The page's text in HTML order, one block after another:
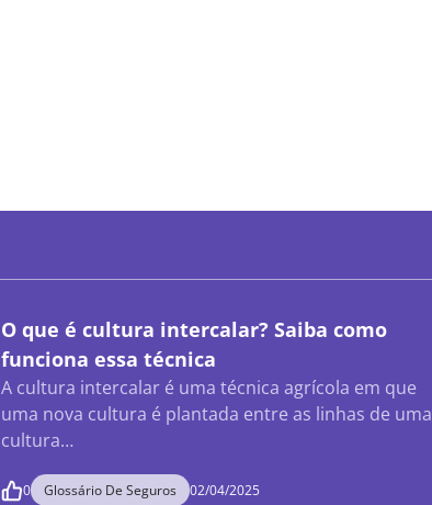
O que é cultura intercalar? Saiba como
funciona essa técnica
A cultura intercalar é uma técnica agrícola em que
uma nova cultura é plantada entre as linhas de uma
cultura…
0 Glossário De Seguros 02/04/2025